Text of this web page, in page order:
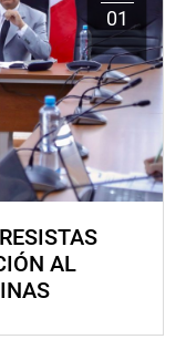
01
AL